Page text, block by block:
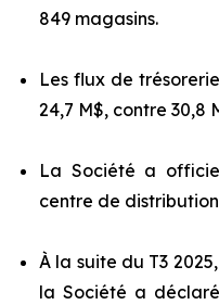
849 magasins.
Les flux de
24,7 M$, contre 30,8
La Société a
centre de
À la suite du T3
la Société a